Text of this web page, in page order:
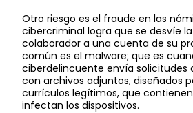
Otro riesgo es el fraude en las
cibercriminal logra que se desvíe
colaborador a una cuenta de su
común es el malware; que es
ciberdelincuente envía solicitudes
con archivos adjuntos, diseñados
currículos legítimos, que
infectan los dispositivos.